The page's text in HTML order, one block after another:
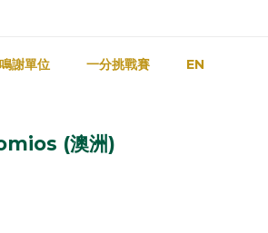
鳴謝單位 一分挑戰賽 EN
(澳洲)